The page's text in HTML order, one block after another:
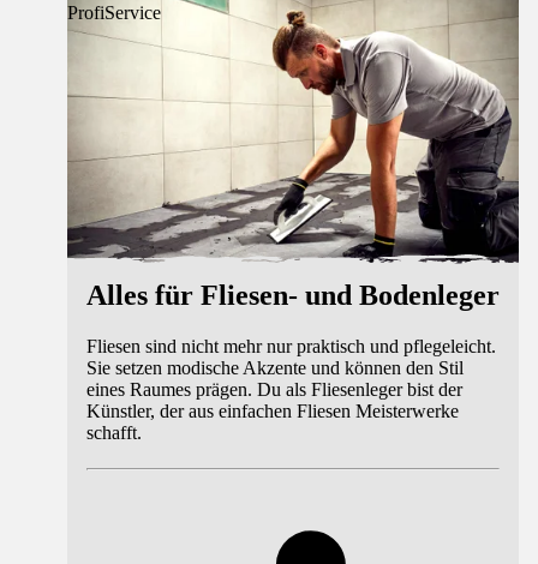
ProfiService
Alles für Fliesen- und Bodenleger
Fliesen sind nicht mehr nur praktisch und pflegeleicht.
Sie setzen modische Akzente und können den Stil
eines Raumes prägen. Du als Fliesenleger bist der
Künstler, der aus einfachen Fliesen Meisterwerke
schafft.